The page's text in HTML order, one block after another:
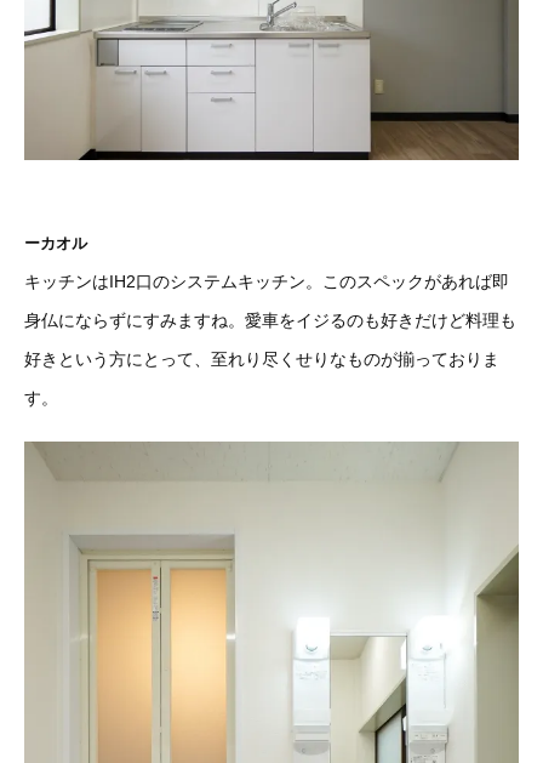
ーカオル
キッチンはIH2口のシステムキッチン。このスペックがあれば即
身仏にならずにすみますね。愛車をイジるのも好きだけど料理も
好きという方にとって、至れり尽くせりなものが揃っておりま
す。